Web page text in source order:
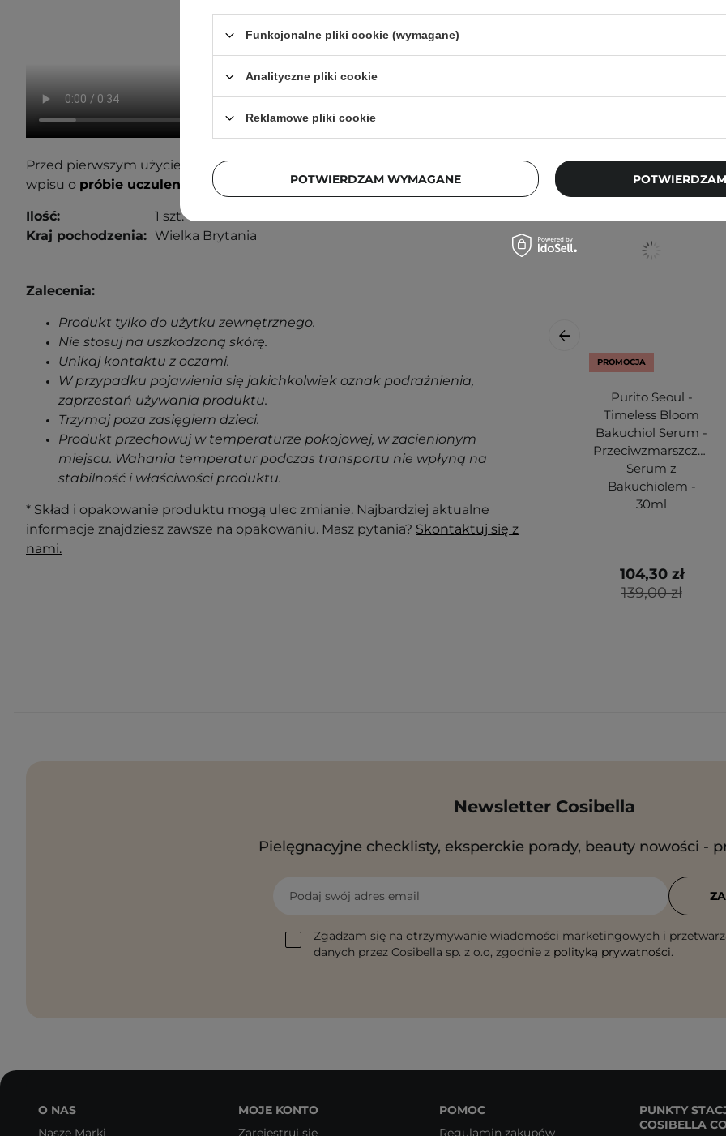
Przed pierwszym użyciem wykonaj próbę uczuleniową. Zajrzyj do naszego
wpisu o próbie uczuleniowej , aby dowiedzieć się więcej.
Ilość:
1 szt.
Kraj pochodzenia: Wielka Brytania
Zalecenia:
Produkt tylko do użytku zewnętrznego.
Nie stosuj na uszkodzoną skórę.
Unikaj kontaktu z oczami.
W przypadku pojawienia się jakichkolwiek oznak podrażnienia,
zaprzestań używania produktu.
Trzymaj poza zasięgiem dzieci.
Produkt przechowuj w temperaturze pokojowej, w zacienionym
miejscu. Wahania temperatur podczas transportu nie wpłyną na
stabilność i właściwości produktu.
* Skład i opakowanie produktu mogą ulec zmianie. Najbardziej aktualne
informacje znajdziesz zawsze na opakowaniu. Masz pytania? Skontaktuj się z
nami.
Klienci,
PROMOCJA
Purito Seoul -
Timeless Bloom
Bakuchiol Serum -
Przeciwzmarszczkowe
Serum z
Bakuchiolem -
30ml
139,00 zł
104,30 zł
Newsletter Cosibella
Pielęgnacyjne checklisty, eksperckie porady, beauty nowości -
Podaj swój adres email
Zgadzam się na otrzymywanie wiadomości marketingowych i
danych przez Cosibella sp. z o.o, zgodnie z polityką prywatności.
O NAS
MOJE KONTO
POMOC
PUNKTY
COSIBELLA
Funkcjonalne pliki cookie (wymagane)
Analityczne pliki cookie
Reklamowe pliki cookie
POTWIERDZAM WYMAGANE